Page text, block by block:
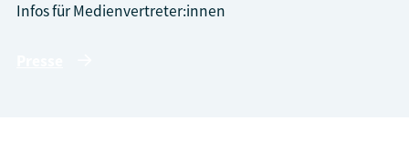
Infos für Medienvertreter:innen